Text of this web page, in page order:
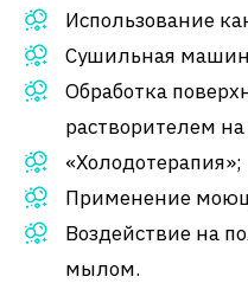
Использование
Сушильная
Обработка
растворителем
«Холодотерапия»;
Применение
Воздействие на
мылом.